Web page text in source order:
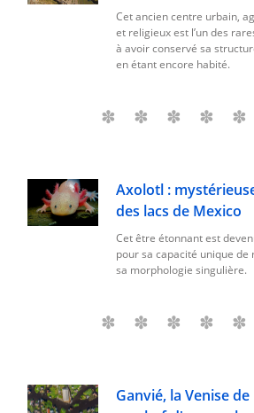
Cet ancien centre urbain,
et religieux est l’un des
à avoir conservé sa
en étant encore habité.
Axolotl :
des lacs de Mexico
Cet être étonnant est
pour sa capacité unique
sa morphologie singulière.
Ganvié, la Venise